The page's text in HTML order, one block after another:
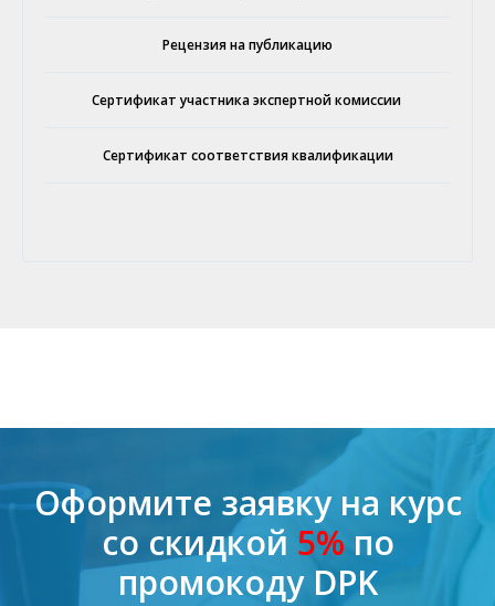
Рецензия на публикацию
Сертификат участника экспертной комиссии
Сертификат соответствия квалификации
Оформите заявку на курс
со скидкой 5% по
промокоду DPK